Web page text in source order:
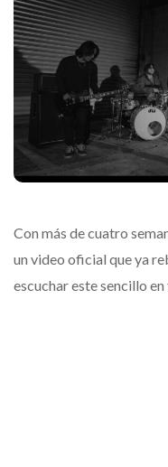
Con más de cuatro
un video oficial que ya
escuchar este sencillo